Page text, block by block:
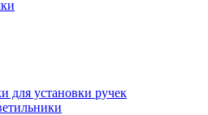
для установки ручек